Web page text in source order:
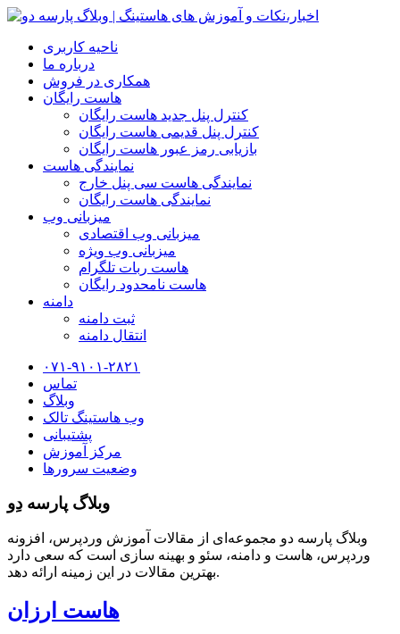
ناحیه کاربری
درباره ما
همکاری در فروش
هاست رایگان
کنترل پنل جدید هاست رایگان
کنترل پنل قدیمی هاست رایگان
بازیابی رمز عبور هاست رایگان
نمایندگی هاست
نمایندگی هاست سی پنل خارج
نمایندگی هاست رایگان
میزبانی وب
میزبانی وب اقتصادی
میزبانی وب ویژه
هاست ربات تلگرام
هاست نامحدود رایگان
دامنه
ثبت دامنه
انتقال دامنه
۰۷۱-۹۱۰۱-۲۸۲۱
تماس
وبلاگ
وب هاستینگ تالک
پشتیبانی
مرکز آموزش
وضعیت سرورها
وبلاگ پارسه دِو
وبلاگ پارسه دو مجموعه‌ای از مقالات آموزش وردپرس، افزونه
وردپرس، هاست و دامنه، سئو و بهینه سازی است که سعی دارد
بهترین مقالات در این زمینه ارائه دهد.
هاست ارزان